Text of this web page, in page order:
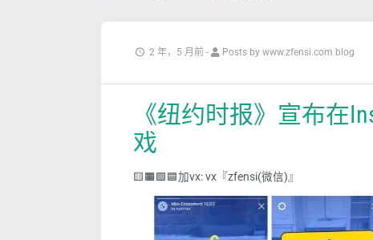
2 年，5 月前 - Posts by www.zfensi.com blog
《纽约时报》宣布在
戏
🟨🟧🟩🟦加vx: vx『zfensi(微信)』